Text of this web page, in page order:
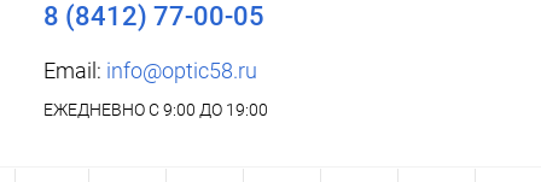
8 (8412) 77-00-05
Email: info@optic58.ru
ЕЖЕДНЕВНО С 9:00 ДО 19:00